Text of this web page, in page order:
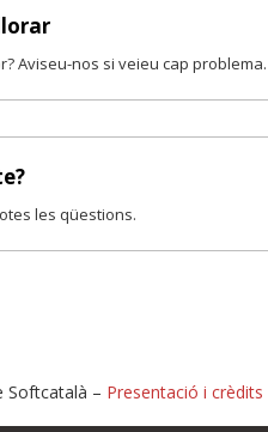
Aviseu-nos si veieu cap problema.
les qüestions.
Softcatalà – Presentació i crèdits